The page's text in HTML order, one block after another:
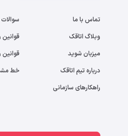
تماس با ما
وبلاگ اتاقک
میزبان شوید
درباره تیم اتاقک
راهکارهای سازمانی
قوانین
قوانین
خط